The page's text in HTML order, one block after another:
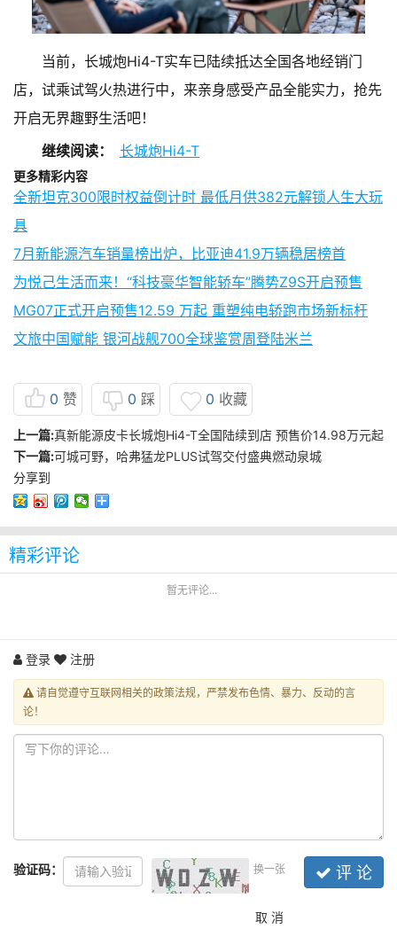
当前，长城炮Hi4-T实车已陆续抵达全国各地经销门
店，试乘试驾火热进行中，来亲身感受产品全能实力，抢先
开启无界趣野生活吧！
继续阅读：
长城炮Hi4-T
更多精彩内容
全新坦克300限时权益倒计时 最低月供382元解锁人生大玩
具
7月新能源汽车销量榜出炉，比亚迪41.9万辆稳居榜首
为悦己生活而来！“科技豪华智能轿车”腾势Z9S开启预售
MG07正式开启预售12.59 万起 重塑纯电轿跑市场新标杆
文旅中国赋能 银河战舰700全球鉴赏周登陆米兰
0 赞 0 踩 0 收藏
上一篇:真新能源皮卡长城炮Hi4-T全国陆续到店 预售价14.98万元起
下一篇:可城可野，哈弗猛龙PLUS试驾交付盛典燃动泉城
分享到
精彩评论
暂无评论...
登录 注册
请自觉遵守互联网相关的政策法规，严禁发布色情、暴力、反动的言
论！
验证码： 换一张 评 论
取 消